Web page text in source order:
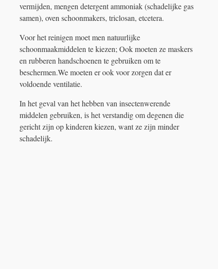
vermijden, mengen detergent ammoniak (schadelijke gas
samen), oven schoonmakers, triclosan, etcetera.
Voor het reinigen moet men natuurlijke
schoonmaakmiddelen te kiezen; Ook moeten ze maskers
en rubberen handschoenen te gebruiken om te
beschermen.We moeten er ook voor zorgen dat er
voldoende ventilatie.
In het geval van het hebben van insectenwerende
middelen gebruiken, is het verstandig om degenen die
gericht zijn op kinderen kiezen, want ze zijn minder
schadelijk.